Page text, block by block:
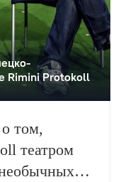
Rimini Protokoll
том,
театром